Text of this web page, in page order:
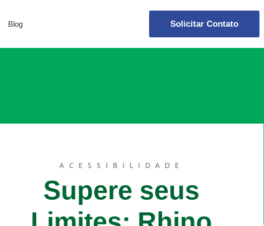
Blog Solicitar Contato
ACESSIBILIDADE
Supere seus